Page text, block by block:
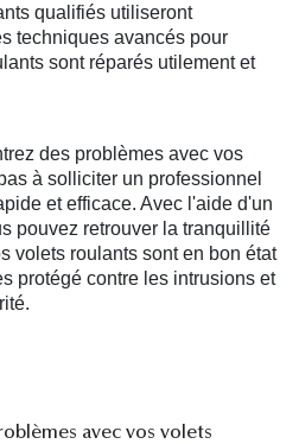
qualifiés utiliseront
techniques avancés pour
sont réparés utilement et
des problèmes avec vos
à solliciter un professionnel
et efficace. Avec l'aide d'un
pouvez retrouver la tranquillité
volets roulants sont en bon état
protégé contre les intrusions et
avec vos volets